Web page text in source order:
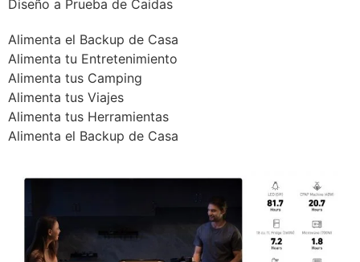
Diseño a Prueba de Caidas
Alimenta el Backup de Casa
Alimenta tu Entretenimiento
Alimenta tus Camping
Alimenta tus Viajes
Alimenta tus Herramientas
Alimenta el Backup de Casa